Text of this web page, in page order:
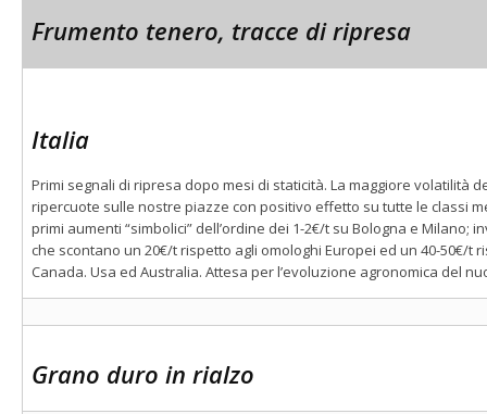
Frumento tenero, tracce di ripresa
Italia
Primi segnali di ripresa dopo mesi di staticità. La maggiore volatilità
ripercuote sulle nostre piazze con positivo effetto su tutte le classi
primi aumenti “simbolici” dell’ordine dei 1-2€/t su Bologna e Milano;
che scontano un 20€/t rispetto agli omologhi Europei ed un 40-50€/t
Canada. Usa ed Australia. Attesa per l’evoluzione agronomica del
Grano duro in rialzo